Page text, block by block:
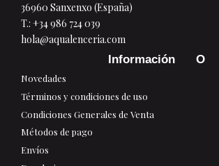
36960 Sanxenxo (España)
T.: +34 986 724 039
hola@aqualenceria.com
Información
Novedades
Términos y condiciones de uso
Condiciones Generales de Venta
Métodos de pago
Envíos